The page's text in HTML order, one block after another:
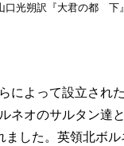
口光朔訳『大君の都 下
によって設立され
ネオのサルタン達
ました。英領北ボ